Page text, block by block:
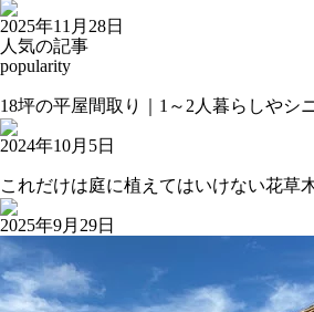
2025年11月28日
人気の記事
popularity
18坪の平屋間取り｜1～2人暮らしやシ
2024年10月5日
これだけは庭に植えてはいけない花草
2025年9月29日